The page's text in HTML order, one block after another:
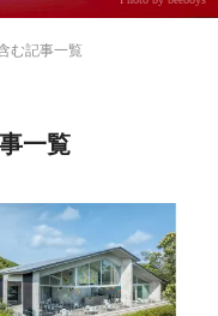
む記事一覧
一覧